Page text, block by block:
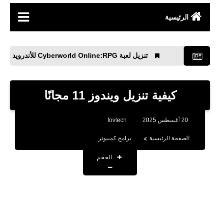
الرئيسية
مواقع
بلوجر
العاب
تنزيل لعبة Cyberworld Online:RPG‏ للأندرويد APK
كيفية تنزيل ويندوز 11 مجانًا
20 أغسطس 2025 fovtech
الصفحة الرئيسية برامج كمبيوتر
الحجم